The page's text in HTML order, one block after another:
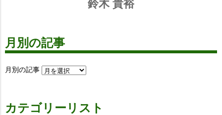
鈴木 貴裕
月別の記事
月別の記事
カテゴリーリスト